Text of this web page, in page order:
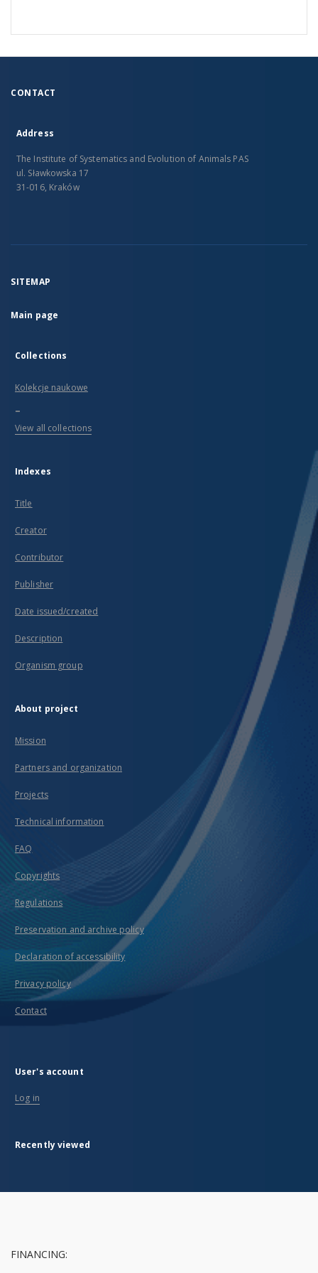
CONTACT
Address
The Institute of Systematics and Evolution of Animals PAS
ul. Sławkowska 17
31-016, Kraków
SITEMAP
Main page
Collections
Kolekcje naukowe
...
View all collections
Indexes
Title
Creator
Contributor
Publisher
Date issued/created
Description
Organism group
About project
Mission
Partners and organization
Projects
Technical information
FAQ
Copyrights
Regulations
Preservation and archive policy
Declaration of accessibility
Privacy policy
Contact
User's account
Log in
Recently viewed
FINANCING: